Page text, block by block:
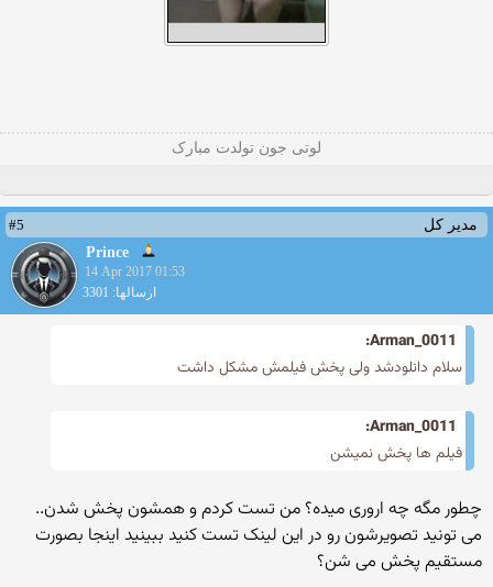
لوتی جون تولدت مبارک
مدیر کل
#5
Prince
14 Apr 2017 01:53
ارسالها: 3301
Arman_0011:
سلام دانلودشد ولی پخش فیلمش مشکل داشت
Arman_0011:
فيلم ها پخش نميشن
چطور مگه چه اروری میده؟ من تست کردم و همشون پخش شدن..
می تونید تصویرشون رو در این لینک تست کنید ببینید اینجا بصورت
مستقیم پخش می شن؟